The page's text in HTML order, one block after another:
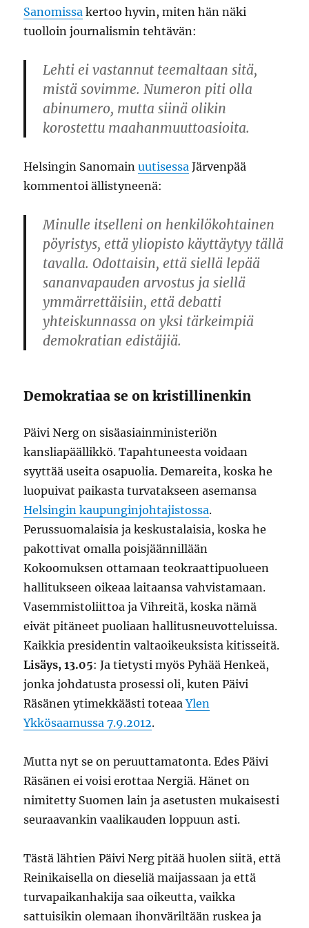
Sanomissa kertoo hyvin, miten hän näki
tuolloin journalismin tehtävän:
Lehti ei vastannut teemaltaan sitä,
mistä sovimme. Numeron piti olla
abinumero, mutta siinä olikin
korostettu maahanmuuttoasioita.
Helsingin Sanomainuutisessa Järvenpää
kommentoi ällistyneenä:
Minulle itselleni on henkilökohtainen
pöyristys, että yliopisto käyttäytyy tällä
tavalla. Odottaisin, että siellä lepää
sananvapauden arvostus ja siellä
ymmärrettäisiin, että debatti
yhteiskunnassa on yksi tärkeimpiä
demokratian edistäjiä.
Demokratiaa se on kristillinenkin
Päivi Nerg on sisäasiainministeriön
kansliapäällikkö. Tapahtuneesta voidaan
syyttää useita osapuolia. Demareita, koska he
luopuivat paikasta turvatakseen asemansa
Helsingin kaupunginjohtajistossa.
Perussuomalaisia ja keskustalaisia, koska he
pakottivat omalla poisjäännillään
Kokoomuksen ottamaan teokraattipuolueen
hallitukseen oikeaa laitaansa vahvistamaan.
Vasemmistoliittoa ja Vihreitä, koska nämä
eivät pitäneet puoliaan hallitusneuvotteluissa.
Kaikkia presidentin valtaoikeuksista kitisseitä.
Lisäys, 13.05: Ja tietysti myös Pyhää Henkeä,
jonka johdatusta prosessi oli, kuten Päivi
Räsänen ytimekkäästi toteaaYlen
Ykkösaamussa 7.9.2012.
Mutta nyt se on peruuttamatonta. Edes Päivi
Räsänen ei voisi erottaa Nergiä. Hänet on
nimitetty Suomen lain ja asetusten mukaisesti
seuraavankin vaalikauden loppuun asti.
Tästä lähtien Päivi Nerg pitää huolen siitä, että
Reinikaisella on dieseliä maijassaan ja että
turvapaikanhakija saa oikeutta, vaikka
sattuisikin olemaan ihonväriltään ruskea ja